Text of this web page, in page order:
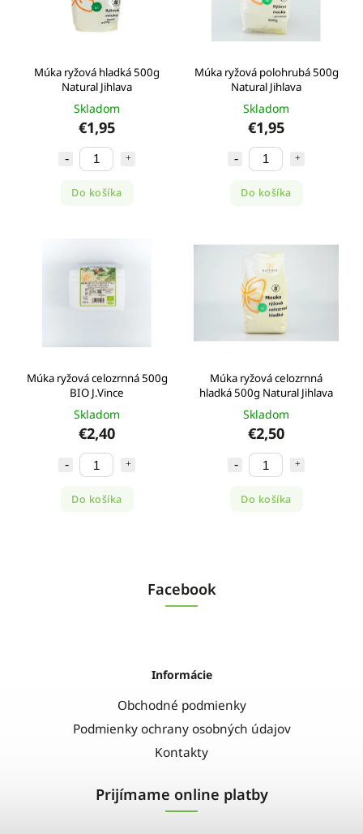
Múka ryžová hladká 500g
Natural Jihlava
Skladom
€1,95
Do košíka
Múka ryžová polohrubá 500g
Natural Jihlava
Skladom
€1,95
Do košíka
Múka ryžová celozrnná 500g
BIO J.Vince
Skladom
€2,40
Do košíka
Múka ryžová celozrnná
hladká 500g Natural Jihlava
Skladom
€2,50
Do košíka
Facebook
Informácie
Obchodné podmienky
Podmienky ochrany osobných údajov
Kontakty
Prijímame online platby